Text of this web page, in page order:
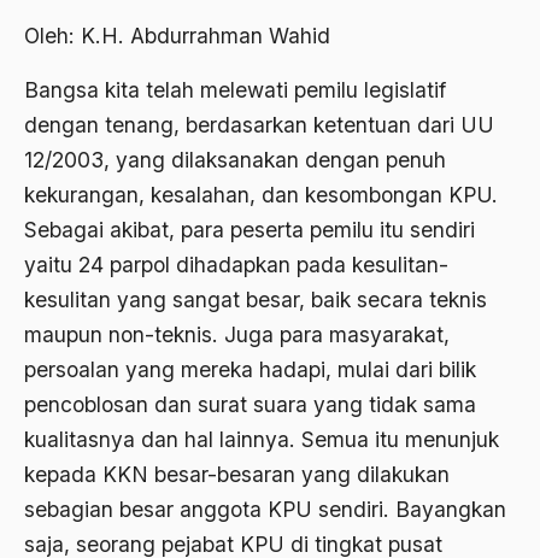
Oleh: K.H. Abdurrahman Wahid
Bangsa kita telah melewati pemilu legislatif
dengan tenang, berdasarkan ketentuan dari UU
12/2003, yang dilaksanakan dengan penuh
kekurangan, kesalahan, dan kesombongan KPU.
Sebagai akibat, para peserta pemilu itu sendiri
yaitu 24 parpol dihadapkan pada kesulitan-
kesulitan yang sangat besar, baik secara teknis
maupun non-teknis. Juga para masyarakat,
persoalan yang mereka hadapi, mulai dari bilik
pencoblosan dan surat suara yang tidak sama
kualitasnya dan hal lainnya. Semua itu menunjuk
kepada KKN besar-besaran yang dilakukan
sebagian besar anggota KPU sendiri. Bayangkan
saja, seorang pejabat KPU di tingkat pusat
2012
2009
2008
2007
2006
2005
2003
2002
2001
Abdi Masyarakat
abdul wahid hasyim
Abdullah Badawi
Abdullah Sungkar
Abdurrahman Addakhil
abdurrahman wahid
Abolisi
Aboulhasan Bani Sadr
abri
Abu AMrin Ibnu Alla'
Abu Bakar Ba’asyir